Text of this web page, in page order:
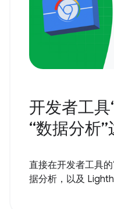
开发者工
“数据分析”
直接在开发者工具
据分析，以及